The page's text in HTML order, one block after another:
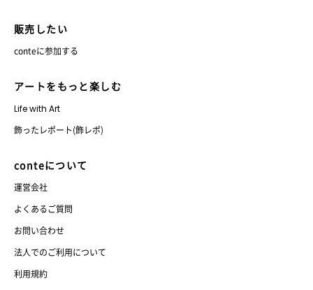
販売したい
conteに参加する
アートをもっと楽しむ
Life with Art
飾ったレポート(飾レポ)
conteについて
運営会社
よくあるご質問
お問い合わせ
法人でのご利用について
利用規約